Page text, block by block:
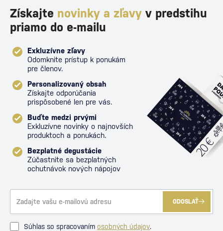
Získajte novinky a zľavy v predstihu
priamo do e-mailu
Exkluzívne zľavy
Odomknite prístup k ponukám
pre členov.
Personalizovaný obsah
Získajte odporúčania
prispôsobené len pre vás.
Buďte medzi prvými
Exkluzívne novinky o najnovších
produktoch a ponukách.
Bezplatné degustácie
Zúčastnite sa bezplatných
ochutnávok nových nápojov
ODOSLAŤ
Súhlas so spracovaním osobných údajov.